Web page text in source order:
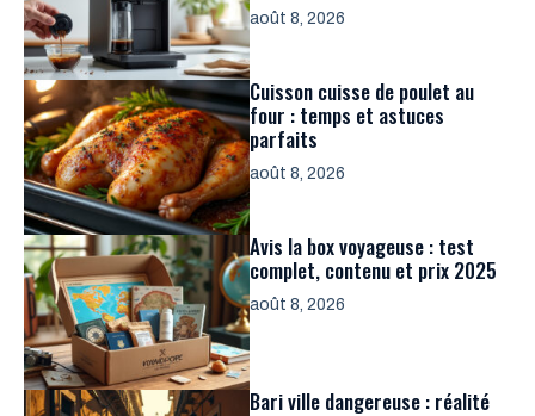
août 8, 2026
Cuisson cuisse de poulet au
four : temps et astuces
parfaits
août 8, 2026
Avis la box voyageuse : test
complet, contenu et prix 2025
août 8, 2026
Bari ville dangereuse : réalité